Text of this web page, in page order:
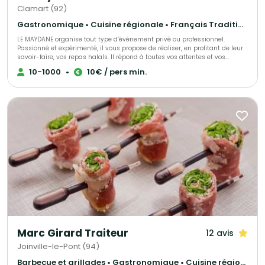
Clamart (92)
Gastronomique • Cuisine régionale • Français Traditionnel
LE MAYDANE organise tout type d’événement privé ou professionnel.
Passionné et expérimenté, il vous propose de réaliser, en profitant de leur
savoir-faire, vos repas halals. Il répond à toutes vos attentes et vos
exigences, proposant une cuisine française à base de produits frais. Venez
les découvrir, directement dans leur restaurant.
10-1000 • 10€ / pers min.
Marc Girard Traiteur 12 avis
Joinville-le-Pont (94)
Barbecue et grillades • Gastronomique • Cuisine régionale